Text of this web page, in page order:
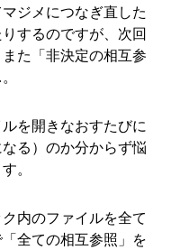
ジメにつなぎ直した
するのですが、次回
た「非決定の相互参
を開きなおすたびに
る）のか分からず悩
。
内のファイルを全て
全ての相互参照」を